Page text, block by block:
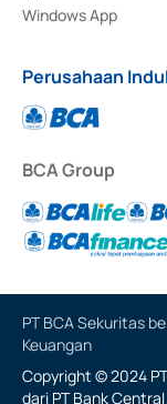
Windows App
Perusahaan
BCA Group
PT BCA Sekuritas
Keuangan
Copyright © 2024
dari PT Bank